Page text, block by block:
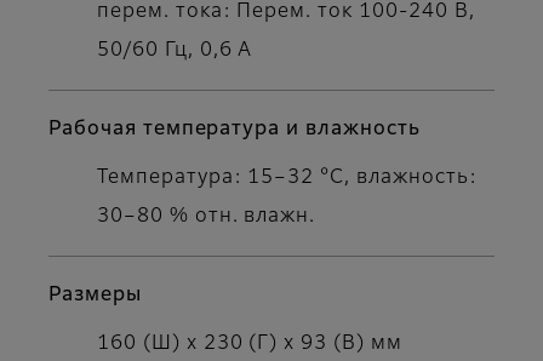
перем. тока: Перем. ток 100-240 В,
50/60 Гц, 0,6 А
Рабочая температура и влажность
Температура: 15–32 °C, влажность:
30–80 % отн. влажн.
Размеры
160 (Ш) x 230 (Г) x 93 (В) мм